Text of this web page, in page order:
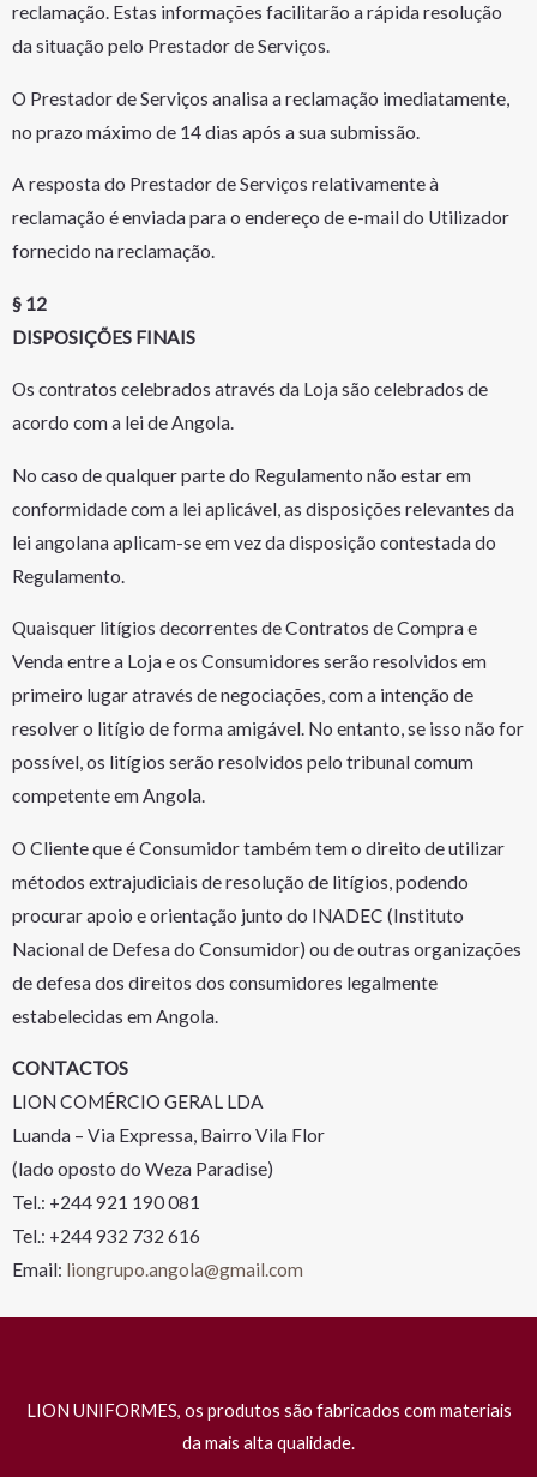
reclamação. Estas informações facilitarão a rápida resolução
da situação pelo Prestador de Serviços.
O Prestador de Serviços analisa a reclamação imediatamente,
no prazo máximo de 14 dias após a sua submissão.
A resposta do Prestador de Serviços relativamente à
reclamação é enviada para o endereço de e-mail do Utilizador
fornecido na reclamação.
§ 12
DISPOSIÇÕES FINAIS
Os contratos celebrados através da Loja são celebrados de
acordo com a lei de Angola.
No caso de qualquer parte do Regulamento não estar em
conformidade com a lei aplicável, as disposições relevantes da
lei angolana aplicam-se em vez da disposição contestada do
Regulamento.
Quaisquer litígios decorrentes de Contratos de Compra e
Venda entre a Loja e os Consumidores serão resolvidos em
primeiro lugar através de negociações, com a intenção de
resolver o litígio de forma amigável. No entanto, se isso não for
possível, os litígios serão resolvidos pelo tribunal comum
competente em Angola.
O Cliente que é Consumidor também tem o direito de utilizar
métodos extrajudiciais de resolução de litígios, podendo
procurar apoio e orientação junto do INADEC (Instituto
Nacional de Defesa do Consumidor) ou de outras organizações
de defesa dos direitos dos consumidores legalmente
estabelecidas em Angola.
CONTACTOS
LION COMÉRCIO GERAL LDA
Luanda – Via Expressa, Bairro Vila Flor
(lado oposto do Weza Paradise)
Tel.: +244 921 190 081
Tel.: +244 932 732 616
Email: liongrupo.angola@gmail.com
LION UNIFORMES, os produtos são fabricados com materiais
da mais alta qualidade.